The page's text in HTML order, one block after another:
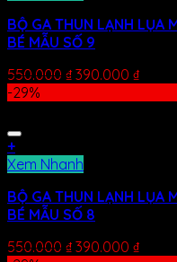
BỘ GA THUN LẠNH LỤA
BÉ MẪU SỐ 9
550.000 ₫ 390.000 ₫
-29%
+
Xem Nhanh
BỘ GA THUN LẠNH LỤA
BÉ MẪU SỐ 8
550.000 ₫ 390.000 ₫